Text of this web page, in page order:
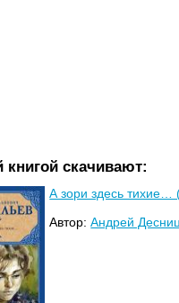
книгой скачивают:
А зори здесь тихие…
Автор:Андрей